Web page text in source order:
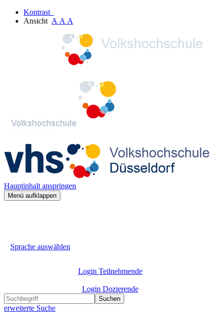
Kontrast
Ansicht A A A
Hauptinhalt anspringen
Menü aufklappen
Sprache auswählen
Login Teilnehmende
Login Dozierende
Suchen
erweiterte Suche